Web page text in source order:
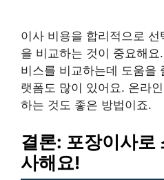
이사 비용을 합리적으로
을 비교하는 것이 중요해
비스를 비교하는데 도움을
랫폼도 많이 있어요. 온라
하는 것도 좋은 방법이죠.
결론: 포장이사로
사해요!